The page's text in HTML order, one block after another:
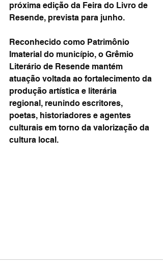
próxima edição da Feira do Livro de
Resende, prevista para junho.
Reconhecido como Patrimônio
Imaterial do município, o Grêmio
Literário de Resende mantém
atuação voltada ao fortalecimento da
produção artística e literária
regional, reunindo escritores,
poetas, historiadores e agentes
culturais em torno da valorização da
cultura local.